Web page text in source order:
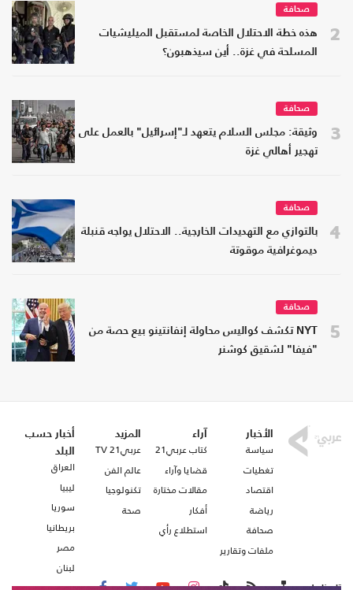
2
صحافة
هذه خطة الاحتلال الخاصة لمستقبل الميليشيات
المسلحة في غزة.. أين سيذهبون؟
3
صحافة
وثيقة: مجلس السلام يتعهد لـ"إسرائيل" بالعمل على
تهجير أهالي غزة
4
صحافة
بالتوازي مع التهديدات الخارجية.. الاحتلال يواجه قنبلة
ديموغرافية موقوتة
5
صحافة
NYT تكشف كواليس محاولة إنفانتينو بيع حصة من
"فيفا" لشقيق كوشنر
الأخبار
سياسة
تغطيات
اقتصاد
رياضة
صحافة
ملفات وتقارير
آراء
كتاب عربي21
قضايا وآراء
مقالات مختارة
أفكار
استطلاع رأي
المزيد
عربي21 TV
عالم الفن
تكنولوجيا
صحة
أخبار حسب
البلد
العراق
ليبيا
سوريا
بريطانيا
مصر
لبنان